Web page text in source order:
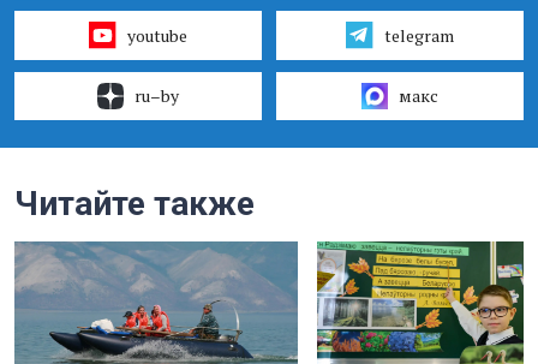
youtube telegram
ru–by макс
Читайте также